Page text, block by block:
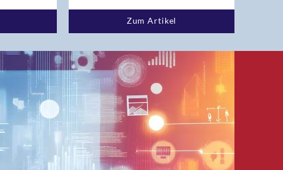
Zum Artikel